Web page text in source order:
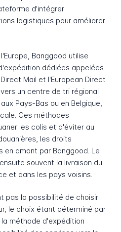
d'intégrer
logistiques pour améliorer
Banggood utilise
dédiées appelées
Mail et l'European Direct
un centre de tri régional
Pays-Bas ou en Belgique,
Ces méthodes
les colis et d'éviter au
les droits
amont par Banggood. Le
souvent la livraison du
et dans les pays voisins.
pas la possibilité de choisir
le choix étant déterminé par
méthode d'expédition